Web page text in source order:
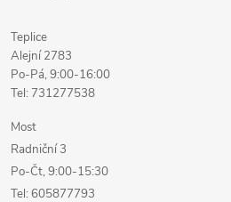
Teplice
Alejní 2783
Po-Pá, 9:00-16:00
Tel: 731277538
Most
Radniční 3
Po-Čt, 9:00-15:30
Tel: 605877793